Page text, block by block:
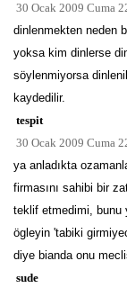
30 Ocak 2009 Cuma
dinlenmekten neden
yoksa kim dinlerse
söylenmiyorsa
kaydedilir.
tespit
30 Ocak 2009 Cuma
ya anladıkta
firmasını sahibi bir
teklif etmedimi, bunu
ögleyin 'tabiki
diye bianda onu
sude